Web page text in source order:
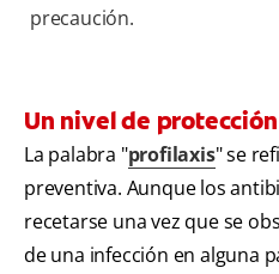
precaución.
Un nivel de
La palabra "profilaxis" se
preventiva. Aunque los
recetarse una vez que se
de una infección en alguna